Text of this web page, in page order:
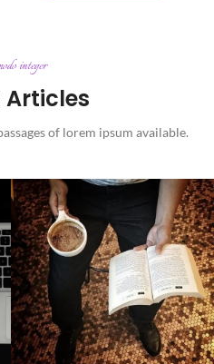
integer
Articles
of lorem ipsum available.